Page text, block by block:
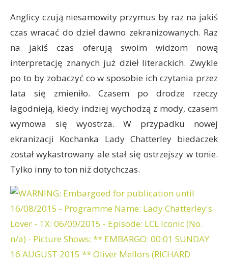
Anglicy czują niesamowity przymus by raz na jakiś
czas wracać do dzieł dawno zekranizowanych. Raz
na jakiś czas oferują swoim widzom nową
interpretację znanych już dzieł literackich. Zwykle
po to by zobaczyć co w sposobie ich czytania przez
lata się zmieniło. Czasem po drodze rzeczy
łagodnieją, kiedy indziej wychodzą z mody, czasem
wymowa się wyostrza. W przypadku nowej
ekranizacji Kochanka Lady Chatterley biedaczek
został wykastrowany ale stał się ostrzejszy w tonie.
Tylko inny to ton niż dotychczas.